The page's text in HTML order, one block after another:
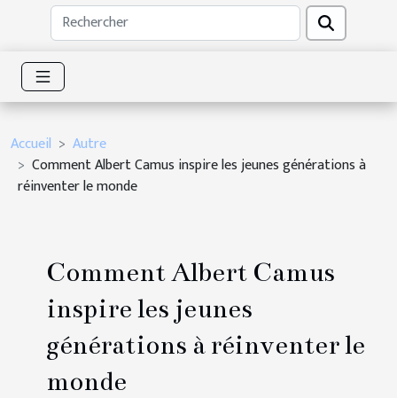
Accueil
Autre
Comment Albert Camus inspire les jeunes générations à
réinventer le monde
Comment Albert Camus
inspire les jeunes
générations à réinventer le
monde